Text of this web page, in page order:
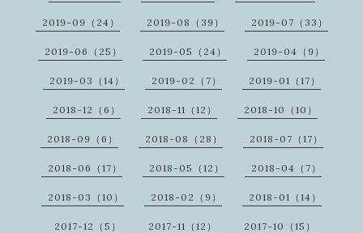
2019-09（24） 2019-08（39） 2019-07（33）
2019-06（25） 2019-05（24） 2019-04（9）
2019-03（14） 2019-02（7） 2019-01（17）
2018-12（6） 2018-11（12） 2018-10（10）
2018-09（6） 2018-08（28） 2018-07（17）
2018-06（17） 2018-05（12） 2018-04（7）
2018-03（10） 2018-02（9） 2018-01（14）
2017-12（5） 2017-11（12） 2017-10（15）